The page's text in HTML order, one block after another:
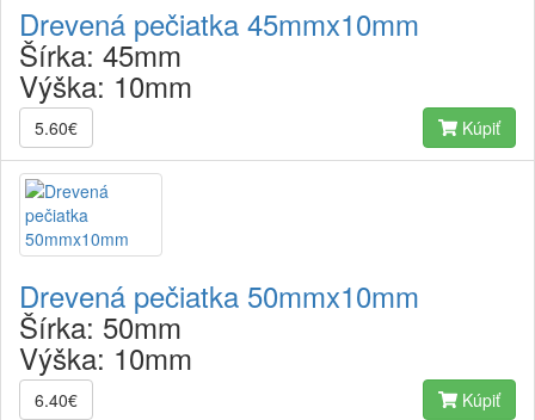
Drevená pečiatka 45mmx10mm
Šírka: 45mm
Výška: 10mm
5.60€ Kúpiť
Drevená pečiatka 50mmx10mm
Šírka: 50mm
Výška: 10mm
6.40€ Kúpiť